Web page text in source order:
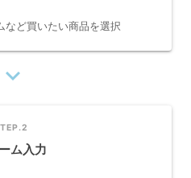
など買いたい商品を選択
navigate_next
ム入力